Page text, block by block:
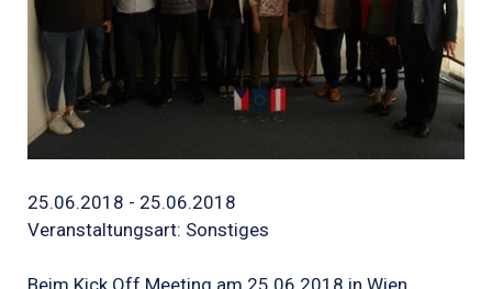
25.06.2018 - 25.06.2018
Veranstaltungsart: Sonstiges
Beim Kick Off Meeting am 25.06.2018 in Wien